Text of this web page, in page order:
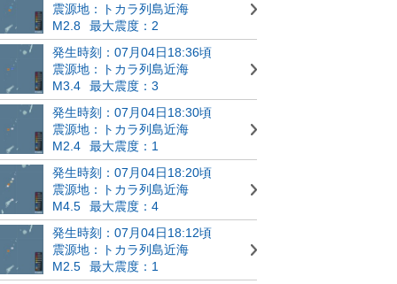
震源地：トカラ列島近海
M2.8
最大震度：2
発生時刻：07月04日18:36頃
震源地：トカラ列島近海
M3.4
最大震度：3
発生時刻：07月04日18:30頃
震源地：トカラ列島近海
M2.4
最大震度：1
発生時刻：07月04日18:20頃
震源地：トカラ列島近海
M4.5
最大震度：4
発生時刻：07月04日18:12頃
震源地：トカラ列島近海
M2.5
最大震度：1